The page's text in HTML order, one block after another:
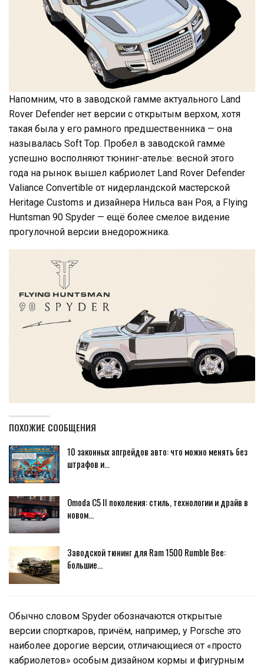
Напомним, что в заводской гамме актуального Land
Rover Defender нет версии с открытым верхом, хотя
такая была у его рамного предшественника — она
называлась Soft Top. Пробел в заводской гамме
успешно восполняют тюнинг-ателье: весной этого
года на рынок вышел кабриолет Land Rover Defender
Valiance Convertible от нидерландской мастерской
Heritage Customs и дизайнера Нильса ван Роя, а Flying
Huntsman 90 Spyder — ещё более смелое видение
прогулочной версии внедорожника.
ПОХОЖИЕ СООБЩЕНИЯ
10 законных апгрейдов авто: что можно менять без
штрафов и…
Omoda C5 II поколения: стиль, технологии и драйв в
новом…
Заводской тюнинг для Ram 1500 Rumble Bee:
большие…
Обычно словом Spyder обозначаются открытые
версии спорткаров, причём, например, у Porsche это
наиболее дорогие версии, отличающиеся от «просто
кабриолетов» особым дизайном кормы и фигурным